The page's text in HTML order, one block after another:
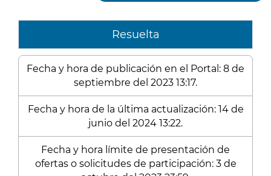
Resuelta
Fecha y hora de publicación en el Portal: 8 de
septiembre del 2023 13:17.
Fecha y hora de la última actualización: 14 de
junio del 2024 13:22.
Fecha y hora límite de presentación de
ofertas o solicitudes de participación: 3 de